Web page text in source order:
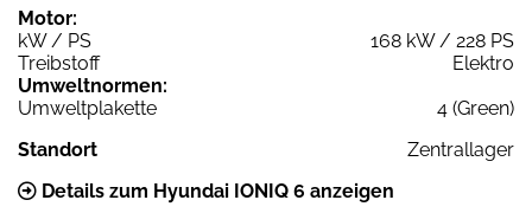
Motor:
kW / PS
168 kW / 228 PS
Treibstoff
Elektro
Umweltnormen:
Umweltplakette
4 (Green)
Standort
Zentrallager
Details zum Hyundai IONIQ 6 anzeigen